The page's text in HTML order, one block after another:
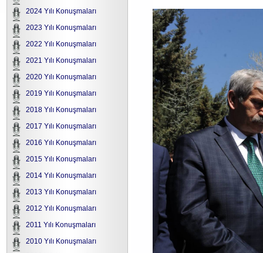
2024 Yılı Konuşmaları
2023 Yılı Konuşmaları
2022 Yılı Konuşmaları
2021 Yılı Konuşmaları
2020 Yılı Konuşmaları
2019 Yılı Konuşmaları
2018 Yılı Konuşmaları
2017 Yılı Konuşmaları
2016 Yılı Konuşmaları
2015 Yılı Konuşmaları
2014 Yılı Konuşmaları
2013 Yılı Konuşmaları
2012 Yılı Konuşmaları
2011 Yılı Konuşmaları
2010 Yılı Konuşmaları